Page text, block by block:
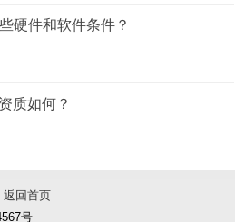
硬件和软件条件？
质如何？
返回首页
号